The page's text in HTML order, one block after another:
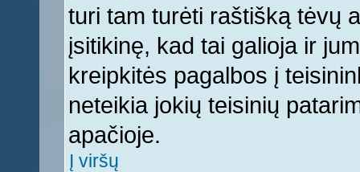
turi tam turėti raštišką tėvų
įsitikinę, kad tai galioja ir
kreipkitės pagalbos į
neteikia jokių teisinių
apačioje.
Į viršų